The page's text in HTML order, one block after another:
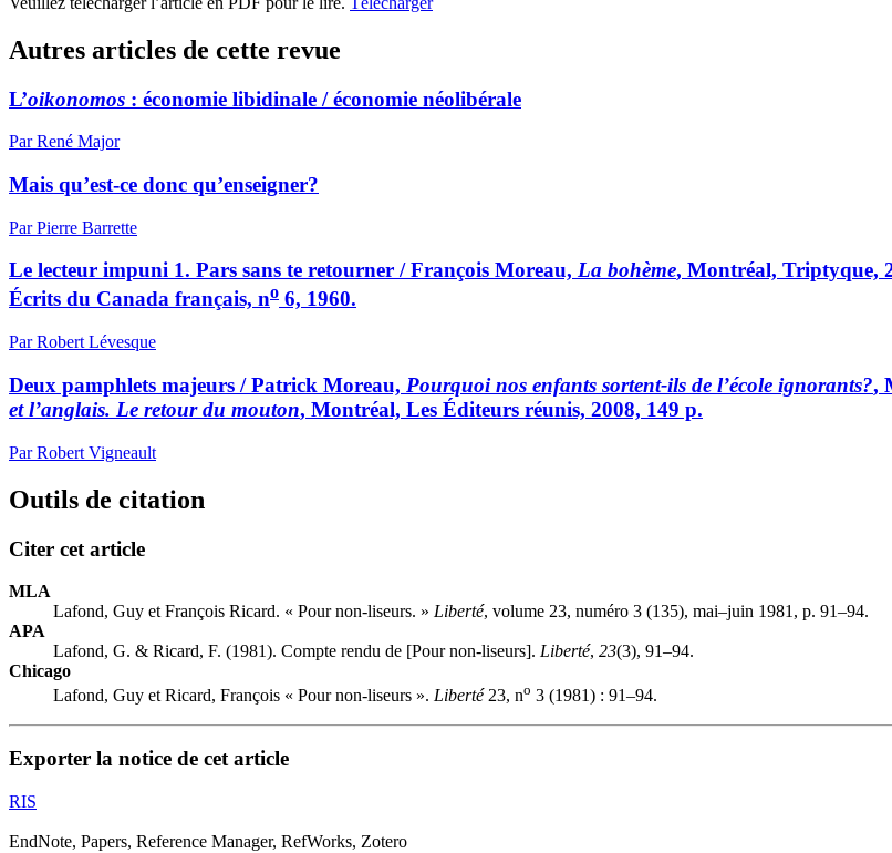
Autres articles de cette revue
L’oikonomos : économie libidinale / économie néolibérale
Par René Major
Mais qu’est-ce donc qu’enseigner?
Par Pierre Barrette
Le lecteur impuni 1. Pars sans te retourner / François Moreau, La bohème, Montréal, Triptyque,
Écrits du Canada français, no 6, 1960.
Par Robert Lévesque
Deux pamphlets majeurs / Patrick Moreau, Pourquoi nos enfants sortent-ils de l’école ignorants?,
et l’anglais. Le retour du mouton, Montréal, Les Éditeurs réunis, 2008, 149 p.
Par Robert Vigneault
Outils de citation
Citer cet article
MLA
Lafond, Guy et François Ricard. « Pour non-liseurs. » Liberté, volume 23, numéro 3 (135), mai–juin 1981, p. 91–94.
APA
Lafond, G. & Ricard, F. (1981). Compte rendu de [Pour non-liseurs]. Liberté, 23(3), 91–94.
Chicago
Lafond, Guy et Ricard, François « Pour non-liseurs ». Liberté 23, no 3 (1981) : 91–94.
Exporter la notice de cet article
RIS
EndNote, Papers, Reference Manager, RefWorks, Zotero